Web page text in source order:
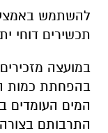
להשתמש
תכשירים דוחי
במועצה
בהפחתת כמות
המים העומדים
התרבותם